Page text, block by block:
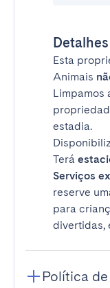
Detalhes
Esta
Animais
Limpamos
estadia.
Terá
Serviços
reserve
para
divertidas,
Política